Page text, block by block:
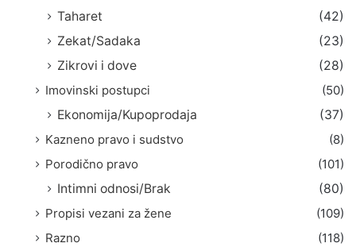
Taharet
(42)
Zekat/Sadaka
(23)
Zikrovi i dove
(28)
Imovinski postupci
(50)
Ekonomija/Kupoprodaja
(37)
Kazneno pravo i sudstvo
(8)
Porodično pravo
(101)
Intimni odnosi/Brak
(80)
Propisi vezani za žene
(109)
Razno
(118)